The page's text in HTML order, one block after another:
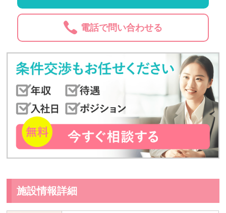
電話で問い合わせる
施設情報詳細